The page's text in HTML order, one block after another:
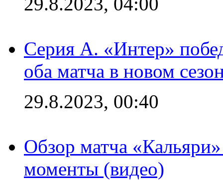
Серия А. «Интер»
оба матча в новом
29.8.2023, 00:40
Обзор матча
моменты (видео)